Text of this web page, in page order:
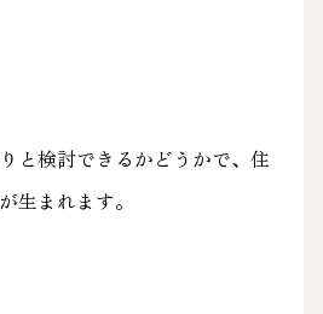
と検討できるかどうかで、住
生まれます。